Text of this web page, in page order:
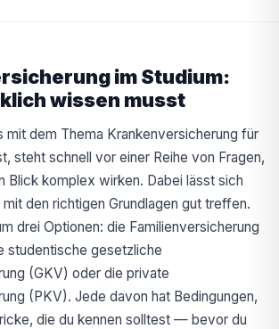
im Studium:
wissen musst
mit dem Thema Krankenversicherung für
steht schnell vor einer Reihe von Fragen,
Blick komplex wirken. Dabei lässt sich
den richtigen Grundlagen gut treffen.
drei Optionen: die Familienversicherung
studentische gesetzliche
(GKV) oder die private
(PKV). Jede davon hat Bedingungen,
die du kennen solltest — bevor du